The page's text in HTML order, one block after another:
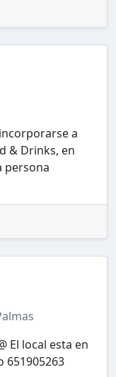
a
& Drinks, en
persona
El local esta en
651905263